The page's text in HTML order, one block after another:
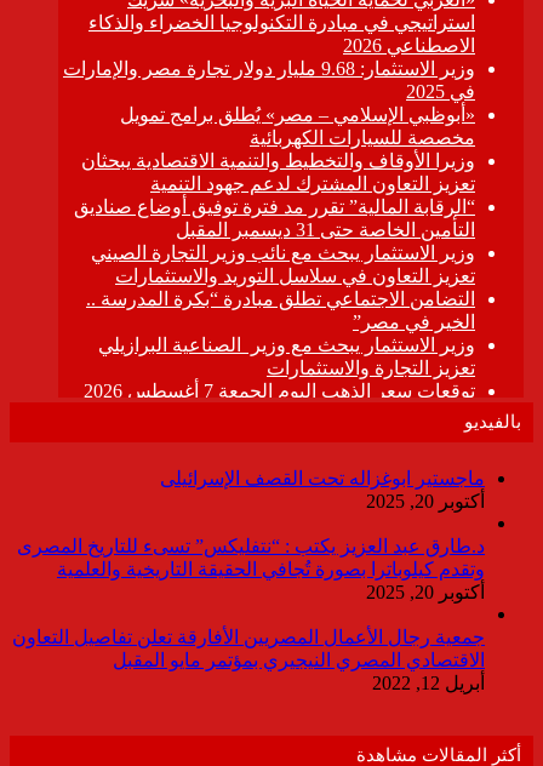
بالفيديو
ماجستير ابوغزاله تحت القصف الإسرائيلى
أكتوبر 20, 2025
د.طارق عبد العزيز يكتب : “نتفليكس” تسىء للتاريخ المصرى
وتقدم كيلوباترا بصورة تُجافي الحقيقة التاريخية والعلمية
أكتوبر 20, 2025
جمعية رجال الأعمال المصريين الأفارقة تعلن تفاصيل التعاون
الاقتصادي المصري النيجيري بمؤتمر مايو المقبل
أبريل 12, 2022
أكثر المقالات مشاهدة